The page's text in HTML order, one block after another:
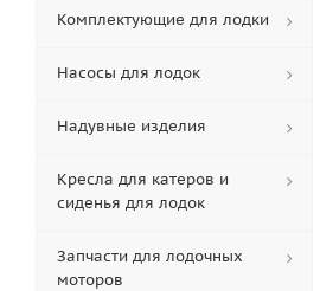
Комплектующие для лодки
Насосы для лодок
Надувные изделия
Кресла для катеров и
сиденья для лодок
Запчасти для лодочных
моторов